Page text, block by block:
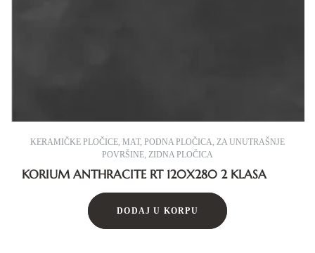
KERAMIČKE PLOČICE, MAT, PODNA PLOČICA, ZA UNUTRAŠNJE
POVRŠINE, ZIDNA PLOČICA
KORIUM ANTHRACITE RT 120X280 2 KLASA
DODAJ U KORPU